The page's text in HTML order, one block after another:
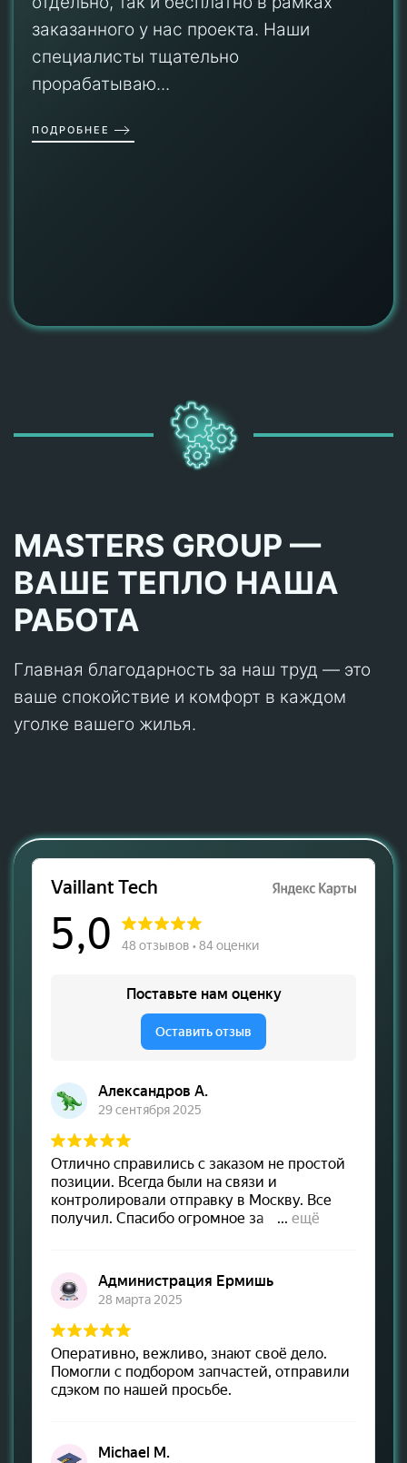
заказанного у нас проекта. Наши
специалисты тщательно
прорабатываю...
ПОДРОБНЕЕ
MASTERS GROUP —
ВАШЕ ТЕПЛО НАША
РАБОТА
Главная благодарность за наш труд — это
ваше спокойствие и комфорт в каждом
уголке вашего жилья.